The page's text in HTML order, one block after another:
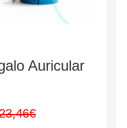
Auricular
€